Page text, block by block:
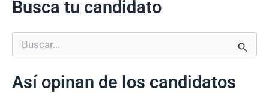
Busca tu candidato
u
c
Así opinan de los candidatos